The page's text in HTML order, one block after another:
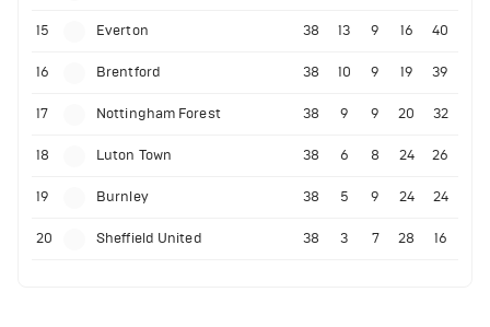
15 Everton 38 13 9 16 40
16 Brentford 38 10 9 19 39
17 Nottingham Forest 38 9 9 20 32
18 Luton Town 38 6 8 24 26
19 Burnley 38 5 9 24 24
20 Sheffield United 38 3 7 28 16